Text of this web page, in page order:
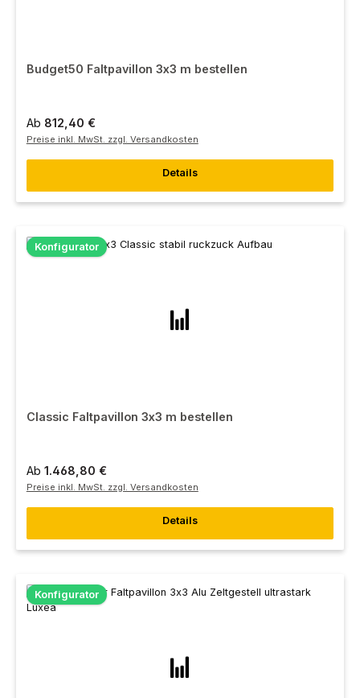
Budget50 Faltpavillon 3x3 m bestellen
Ab 812,40 €
Preise inkl. MwSt. zzgl. Versandkosten
Details
Konfigurator
Classic Faltpavillon 3x3 m bestellen
Ab 1.468,80 €
Preise inkl. MwSt. zzgl. Versandkosten
Details
Konfigurator